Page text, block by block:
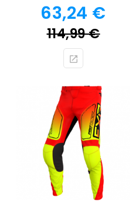
Prix
63,24 €
114,99 €Prix